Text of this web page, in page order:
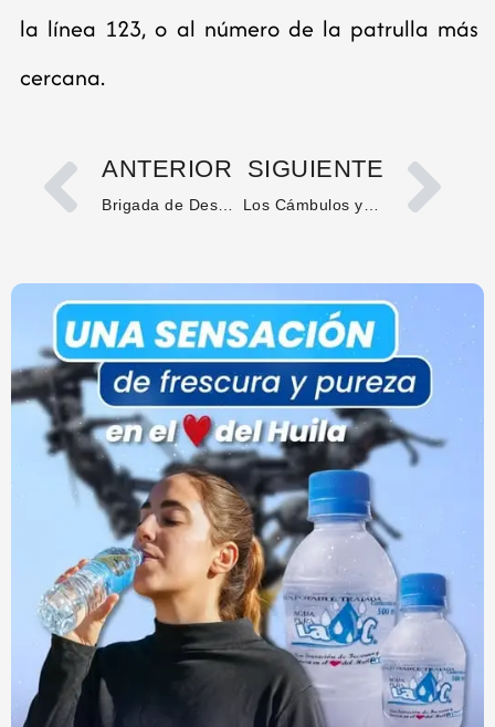
la línea 123, o al número de la patrulla más
cercana.
ANTERIOR SIGUIENTE